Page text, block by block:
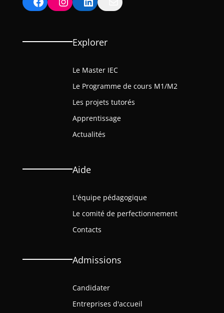
Explorer
Le Master IEC
Le Programme de cours M1/M2
Les projets tutorés
Apprentissage
Actualités
Aide
L'équipe pédagogique
Le comité de perfectionnement
Contacts
Admissions
Candidater
Entreprises d'accueil